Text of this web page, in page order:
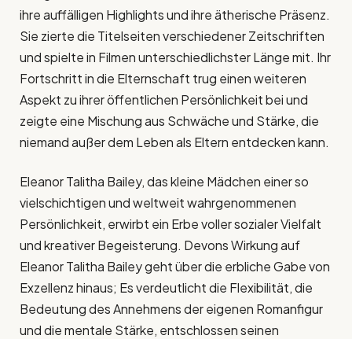
ihre auffälligen Highlights und ihre ätherische Präsenz.
Sie zierte die Titelseiten verschiedener Zeitschriften
und spielte in Filmen unterschiedlichster Länge mit. Ihr
Fortschritt in die Elternschaft trug einen weiteren
Aspekt zu ihrer öffentlichen Persönlichkeit bei und
zeigte eine Mischung aus Schwäche und Stärke, die
niemand außer dem Leben als Eltern entdecken kann.
Eleanor Talitha Bailey, das kleine Mädchen einer so
vielschichtigen und weltweit wahrgenommenen
Persönlichkeit, erwirbt ein Erbe voller sozialer Vielfalt
und kreativer Begeisterung. Devons Wirkung auf
Eleanor Talitha Bailey geht über die erbliche Gabe von
Exzellenz hinaus; Es verdeutlicht die Flexibilität, die
Bedeutung des Annehmens der eigenen Romanfigur
und die mentale Stärke, entschlossen seinen